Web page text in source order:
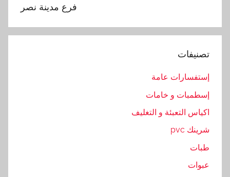
,
ف
ر
ع
,
ي
ن
فرع مدينة نصر
تصنيفات
إستفسارات عامة
إسطمبات و خامات
اكياس التعبئة و التغليف
شرينك pvc
طبات
عبوات